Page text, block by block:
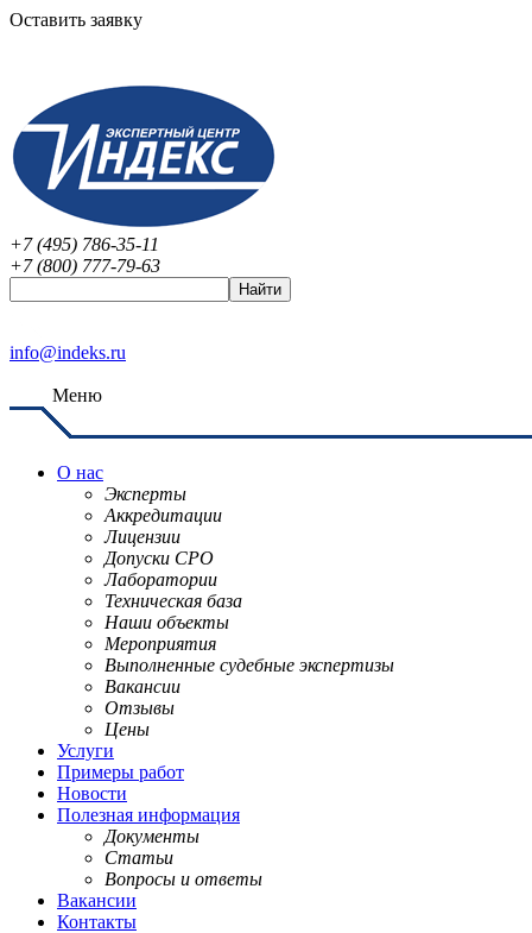
Оставить заявку
+7 (495) 786-35-11
+7 (800) 777-79-63
info@indeks.ru
Меню
О нас
Эксперты
Аккредитации
Лицензии
Допуски СРО
Лаборатории
Техническая база
Наши объекты
Мероприятия
Выполненные судебные экспертизы
Вакансии
Отзывы
Цены
Услуги
Примеры работ
Новости
Полезная информация
Документы
Статьи
Вопросы и ответы
Вакансии
Контакты